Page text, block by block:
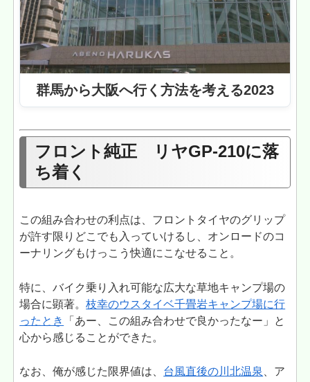
群馬から大阪へ行く方法を考える2023
フロント純正 リヤGP-210に落
ち着く
この組み合わせの利点は、フロントタイヤのグリップ
が許す限りどこでも入っていけるし、オンロードのコ
ーナリングもけっこう快適にこなせること。
特に、バイク乗り入れ可能な広大な草地キャンプ場の
場合に顕著。枝幸のウスタイベ千畳岩キャンプ場に行
ったとき
「あー、この組み合わせで良かったなー」と
心から感じることができた。
なお、俺が感じた限界値は、 台風直後の川北温泉
、ア